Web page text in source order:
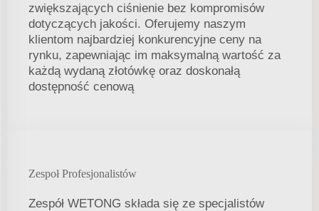
zwiększających ciśnienie bez kompromisów
dotyczących jakości. Oferujemy naszym
klientom najbardziej konkurencyjne ceny na
rynku, zapewniając im maksymalną wartość za
każdą wydaną złotówkę oraz doskonałą
dostępność cenową
Zespoł Profesjonalistów
Zespół WETONG składa się ze specjalistów